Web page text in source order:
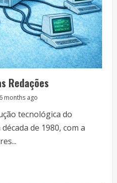
Redações
months ago
tecnológica do
de 1980, com a